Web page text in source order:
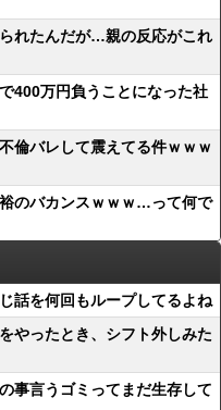
れたんだが…親の反応がこれ
400万円負うことになった社
倫バレして震えてる件ｗｗｗ
のバカンスｗｗｗ…って何で
話を何回もループしてるよね
やったとき、シフト外しみた
事言うゴミってまだ生存して